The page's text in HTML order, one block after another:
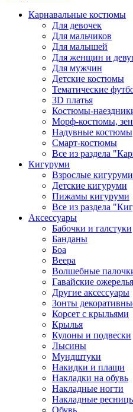
Карнавальные костюмы
Для девочек
Для мальчиков
Для малышей
Для женщин и
Для мужчин
Детские костюмы
Тематические
3D платья
Костюмы-
Морф-костюмы,
Надувные костюмы
Смарт-костюмы
Все из раздела
Кигуруми
Взрослые кигуруми
Детские кигуруми
Пижамы кигуруми
Все из раздела
Аксессуары
Бабочки и галстуки
Банданы
Боа
Веера
Волшебные
Гавайские ожерелья
Другие аксессуары
Зонты
Корсет с крыльями
Крылья
Кулоны и подвески
Лысины
Мундштуки
Накидки и плащи
Накладки на обувь
Накладные ногти
Накладные
Обувь